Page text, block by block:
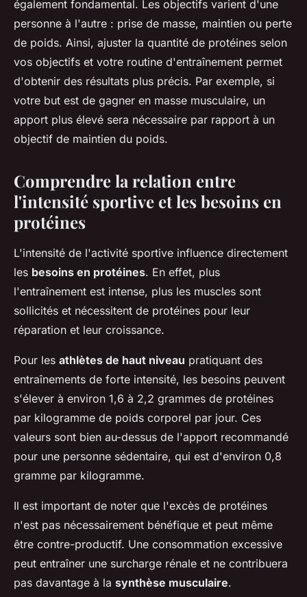
également fondamental. Les objectifs varient d'une
personne à l'autre : prise de masse, maintien ou perte
de poids. Ainsi, ajuster la quantité de protéines selon
vos objectifs et votre routine d'entraînement permet
d'obtenir des résultats plus précis. Par exemple, si
votre but est de gagner en masse musculaire, un
apport plus élevé sera nécessaire par rapport à un
objectif de maintien du poids.
Comprendre la relation entre
l'intensité sportive et les besoins en
protéines
L'intensité de l'activité sportive influence directement
les besoins en protéines. En effet, plus
l'entraînement est intense, plus les muscles sont
sollicités et nécessitent de protéines pour leur
réparation et leur croissance.
Pour les athlètes de haut niveau pratiquant des
entraînements de forte intensité, les besoins peuvent
s'élever à environ 1,6 à 2,2 grammes de protéines
par kilogramme de poids corporel par jour. Ces
valeurs sont bien au-dessus de l'apport recommandé
pour une personne sédentaire, qui est d'environ 0,8
gramme par kilogramme.
Il est important de noter que l'excès de protéines
n'est pas nécessairement bénéfique et peut même
être contre-productif. Une consommation excessive
peut entraîner une surcharge rénale et ne contribuera
pas davantage à la synthèse musculaire.